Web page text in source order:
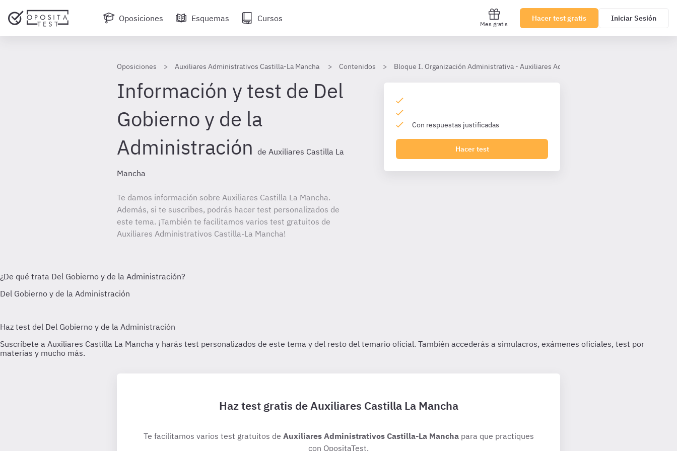
Oposiciones Esquemas Cursos
Mes gratis
Hacer test gratis Iniciar Sesión
Oposiciones Auxiliares Administrativos Castilla-La Mancha Contenidos Bloque I. Organización Administrativa - Auxiliares Administrativos Castilla La Mancha
Información y test de Del
Gobierno y de la
Administración de Auxiliares Castilla La
Mancha
Te damos información sobre Auxiliares Castilla La Mancha.
Además, si te suscribes, podrás hacer test personalizados de
este tema. ¡También te facilitamos varios test gratuitos de
Auxiliares Administrativos Castilla-La Mancha!
Con respuestas justificadas
Hacer test
Haz test gratis de Auxiliares Castilla La Mancha
Te facilitamos varios test gratuitos de Auxiliares Administrativos Castilla-La Manchapara que practiques
con OpositaTest.